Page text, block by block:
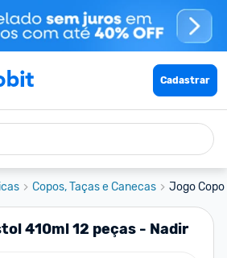
Cadastrar
Copos, Taças e Canecas Jogo
410ml 12 peças - Nadir